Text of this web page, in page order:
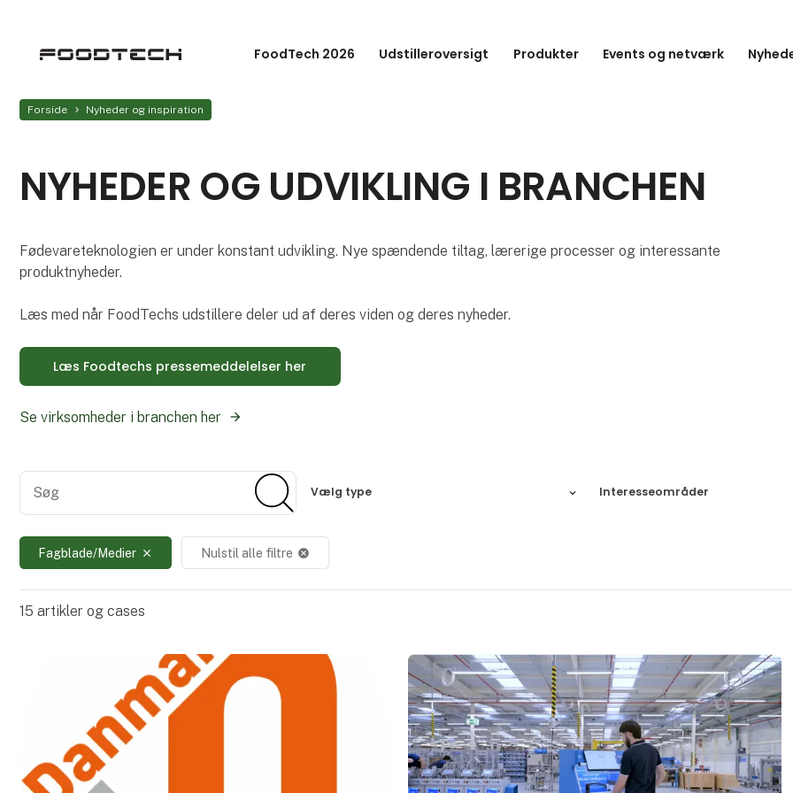
FoodTech 2026 Udstilleroversigt Produkter Events og netværk
Forside Nyheder og inspiration
NYHEDER OG UDVIKLING I BRANCHEN
Fødevareteknologien er under konstant udvikling. Nye spændende tiltag, lærerige processer og interessante
produktnyheder.
Læs med når FoodTechs udstillere deler ud af deres viden og deres nyheder.
Læs Foodtechs pressemeddelelser her
Se virksomheder i branchen her
Søg
Vælg type Interesseområder
Fagblade/Medier close Nulstil alle filtre cancel
15 artikler og cases